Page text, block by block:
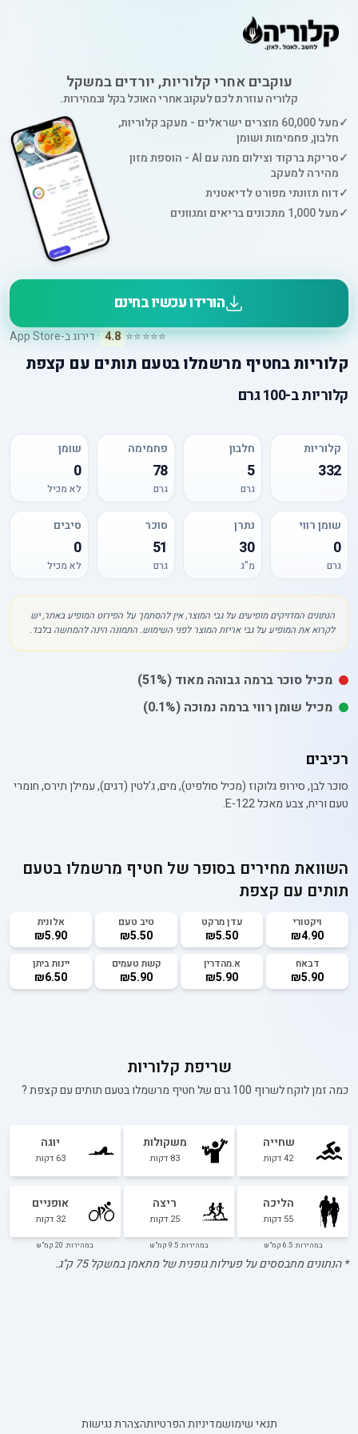
עוקבים אחרי קלוריות, יורדים במשקל
קלוריה עוזרת לכם לעקוב אחרי האוכל בקל ובמהירות.
✓
מעל 60,000 מוצרים ישראלים - מעקב קלוריות,
חלבון, פחמימות ושומן
✓
סריקת ברקוד וצילום מנה עם AI - הוספת מזון
מהירה למעקב
✓דוח תזונתי מפורט לדיאטנית
✓מעל 1,000 מתכונים בריאים ומגוונים
הורידו עכשיו בחינם
⭐⭐⭐⭐⭐
4.8 · דירוג ב-App Store
קלוריותבחטיף מרשמלו בטעם תותים עם קצפת
קלוריותב-100 גרם
קלוריות
332
חלבון
5
גרם
פחמימה
78
גרם
שומן
0
לא מכיל
שומן רווי
0
גרם
נתרן
30
מ"ג
סוכר
51
גרם
סיבים
0
לא מכיל
הנתונים המדויקים מופיעים על גבי המוצר, אין להסתמך על הפירוט המופיע באתר, יש
לקרוא את המופיע על גבי אריזת המוצר לפני השימוש. התמונה הינה להמחשה בלבד.
מכיל סוכר ברמה גבוהה מאוד (51%)
מכיל שומן רוויברמה נמוכה (0.1%)
רכיבים
סוכר לבן, סירופ גלוקוז (מכיל סולפיט), מים, ג'לטין (דגים), עמילן תירס, חומרי
טעם וריח, צבע מאכל E-122.
השוואת מחירים בסופר של חטיף מרשמלו בטעם
תותים עם קצפת
ויקטורי
₪4.90
עדן מרקט
₪5.50
טיב טעם
₪5.50
אלונית
₪5.90
דבאח
₪5.90
א.מהדרין
₪5.90
קשת טעמים
₪5.90
יינות ביתן
₪6.50
שריפת קלוריות
כמה זמן לוקח לשרוף 100 גרם של חטיף מרשמלו בטעם תותים עם קצפת?
שחייה
42דקות
משקולות
83 דקות
יוגה
63 דקות
הליכה
55 דקות
במהירות: 6.5 קמ"ש
ריצה
25 דקות
במהירות: 9.5 קמ"ש
אופניים
32 דקות
במהירות: 20 קמ"ש
* הנתונים מתבססים על פעילות גופנית של מתאמן במשקל75ק"ג.
תנאי שימושמדיניות הפרטיותהצהרת נגישות